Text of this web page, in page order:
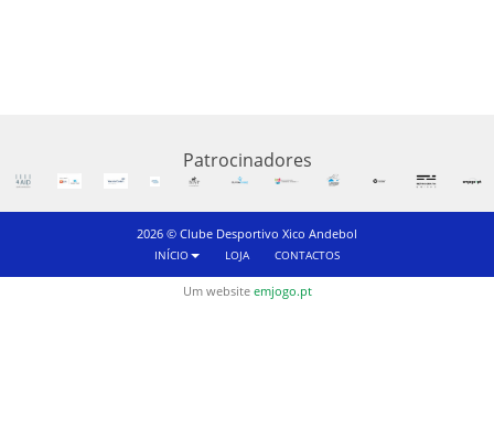
Patrocinadores
2026 © Clube Desportivo Xico Andebol
INÍCIO LOJA CONTACTOS
Um website emjogo.pt